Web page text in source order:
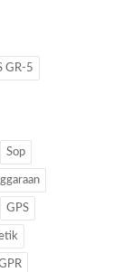
GR-5
Sop
GPS